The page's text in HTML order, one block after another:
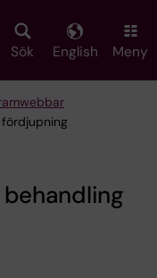
Sök English Meny